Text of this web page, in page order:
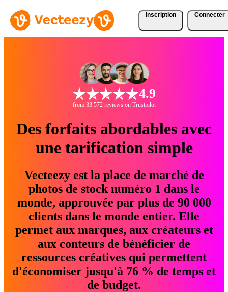
Inscription Connecter
4.9
from 33 572 reviews on Trustpilot
Des forfaits abordables avec
une tarification simple
Vecteezy est la place de marché de
photos de stock numéro 1 dans le
monde, approuvée par plus de 90 000
clients dans le monde entier. Elle
permet aux marques, aux créateurs et
aux conteurs de bénéficier de
ressources créatives qui permettent
d'économiser jusqu'à 76 % de temps et
de budget.